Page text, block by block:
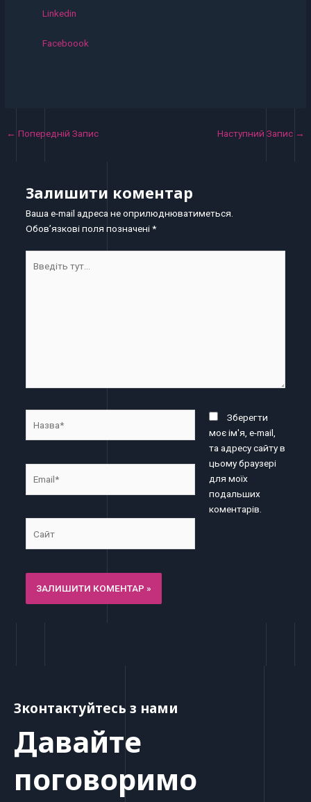
Linkedin
Faceboook
← Попередній Запис Наступний Запис →
Залишити коментар
Ваша e-mail адреса не оприлюднюватиметься.
Обов’язкові поля позначені*
тут...
Зберегти
моє ім'я, e-mail,
та адресу сайту в
цьому браузері
для моїх
подальших
коментарів.
Зконтактуйтесь з нами
Давайте
поговоримо